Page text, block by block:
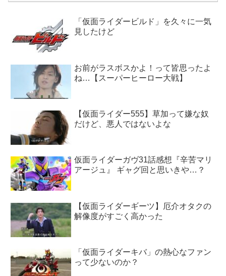
「仮面ライダービルド」を久々に一気
見したけど
お前がラスボスかよ！って皆思ったよ
ね…【スーパーヒーロー大戦】
【仮面ライダー555】草加って嫌な奴
だけど、悪人ではないよな
仮面ライダーガヴ31話感想『辛苦マリ
アージュ』 ギャグ回と思いきや…？
【仮面ライダーギーツ】厄介オタクの
解像度がすごく高かった
「仮面ライダーキバ」の熱心なファン
って少ないのか？